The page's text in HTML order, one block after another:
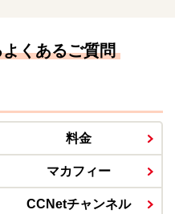
くあるご質問
料金
マカフィー
CCNetチャンネル